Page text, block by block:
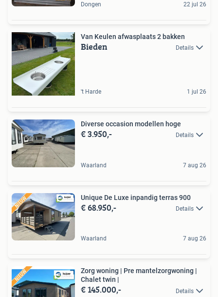
Dongen 22 jul 26
Van Keulen afwasplaats 2 bakken
Bieden Details
't Harde 1 jul 26
Diverse occasion modellen hoge
€ 3.950,- Details
Waarland 7 aug 26
Unique De Luxe inpandig terras 900
€ 68.950,- Details
Waarland 7 aug 26
Zorg woning | Pre mantelzorgwoning |
Chalet twin |
€ 145.000,- Details